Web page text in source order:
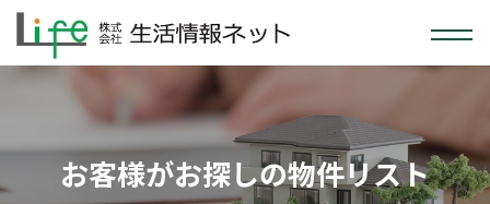
お客様がお探しの物件リスト